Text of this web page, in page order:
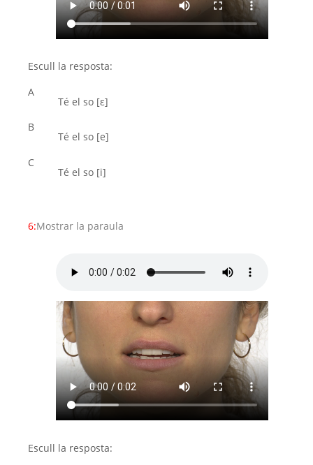
Escull la resposta:
A
Té el so [ε]
B
Té el so [e]
C
Té el so [i]
6:Mostrar la paraula
Escull la resposta: